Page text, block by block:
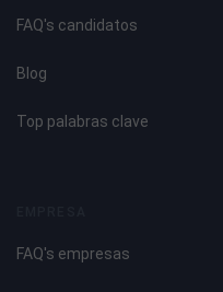
FAQ's candidatos
Blog
Top palabras clave
FAQ's empresas